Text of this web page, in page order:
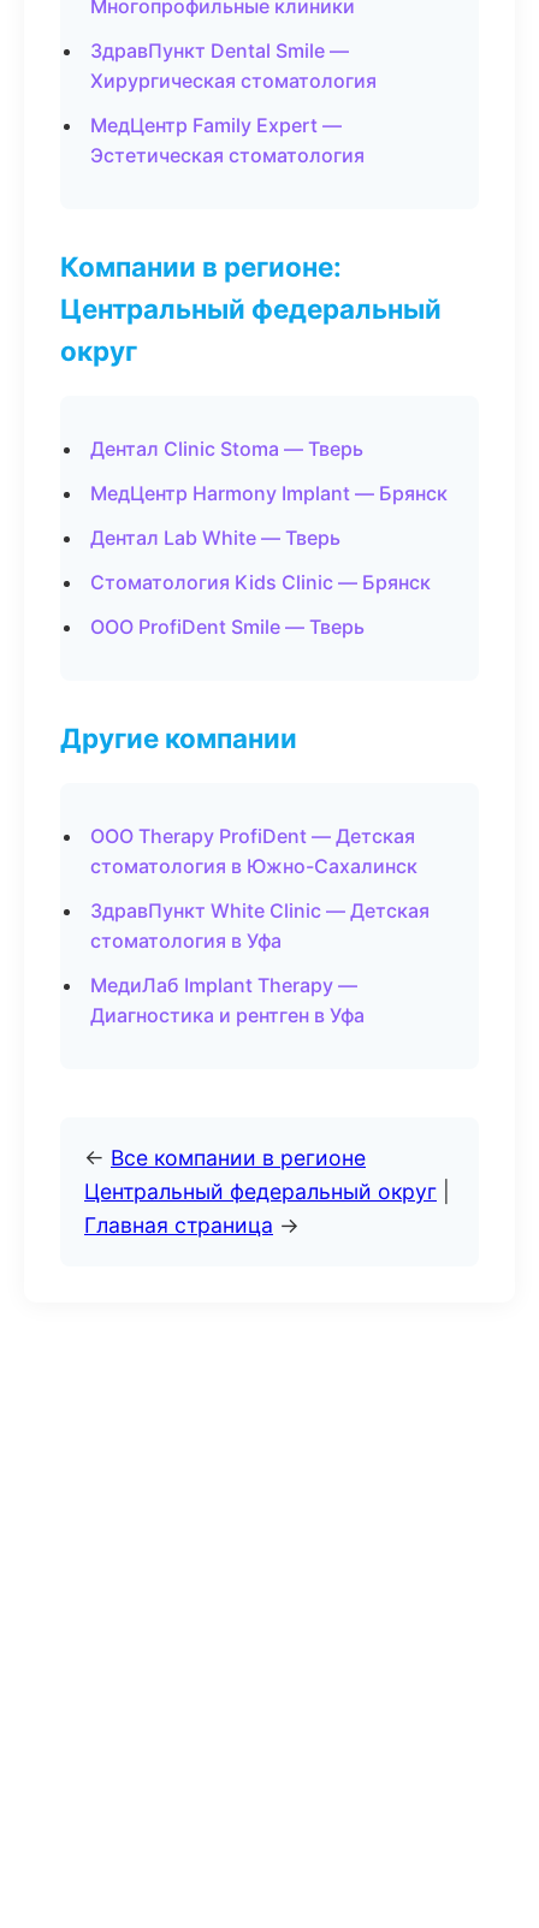
Многопрофильные клиники
ЗдравПункт Dental Smile —
Хирургическая стоматология
МедЦентр Family Expert —
Эстетическая стоматология
Компании в регионе:
Центральный федеральный
округ
Дентал Clinic Stoma — Тверь
МедЦентр Harmony Implant — Брянск
Дентал Lab White — Тверь
Стоматология Kids Clinic — Брянск
ООО ProfiDent Smile — Тверь
Другие компании
ООО Therapy ProfiDent — Детская
стоматология в Южно-Сахалинск
ЗдравПункт White Clinic — Детская
стоматология в Уфа
МедиЛаб Implant Therapy —
Диагностика и рентген в Уфа
← Все компании в регионе
Центральный федеральный округ
Главная страница →